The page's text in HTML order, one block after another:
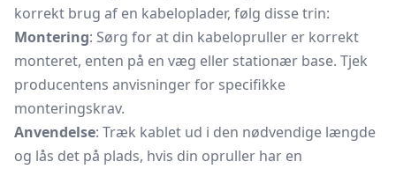
korrekt brug af en kabeloplader, følg disse trin:
Montering: Sørg for at din kabelopruller er korrekt
monteret, enten på en væg eller stationær base. Tjek
producentens anvisninger for specifikke
monteringskrav.
Anvendelse: Træk kablet ud i den nødvendige længde
og lås det på plads, hvis din opruller har en